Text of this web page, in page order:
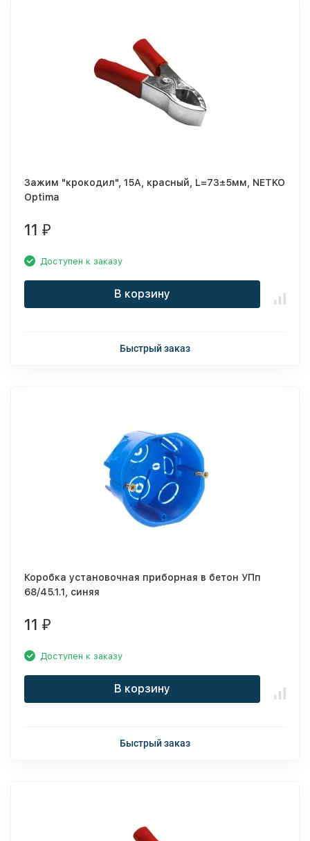
Зажим "крокодил", 15A, красный, L=73±5мм, NETKO
Optima
11 ₽
Доступен к заказу
В корзину
Быстрый заказ
Коробка установочная приборная в бетон УПп
68/45.1.1, синяя
11 ₽
Доступен к заказу
В корзину
Быстрый заказ